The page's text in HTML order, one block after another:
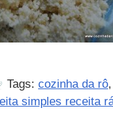
Tags: cozinha da rô
simples receita